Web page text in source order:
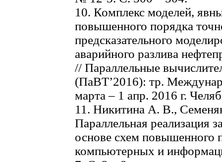
10. Комплекс моделей,
повышенного порядка
предсказательного
аварийного разлива
// Параллельные
(ПаВТ’2016): тр.
марта – 1 апр. 2016 г.
11. Никитина А. В.,
Параллельная реализация
основе схем повышенного
компьютерных и